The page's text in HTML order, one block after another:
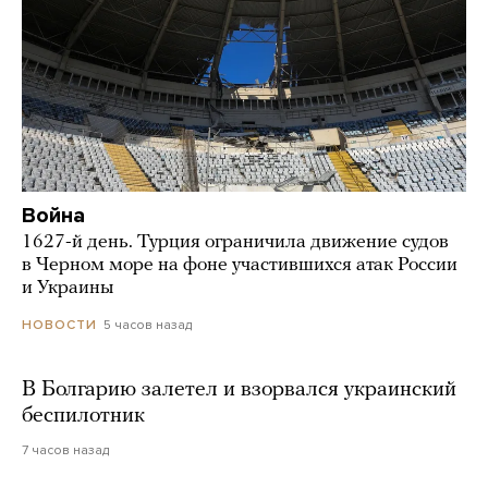
Война
1627-й день. Турция ограничила движение судов
в Черном море на фоне участившихся атак России
и Украины
НОВОСТИ 5 часов назад
В Болгарию залетел и взорвался украинский
беспилотник
7 часов назад